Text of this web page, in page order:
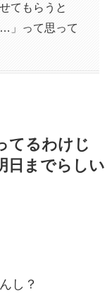
てもらうと
…」って思って
てるわけじ
日までらしい
し？